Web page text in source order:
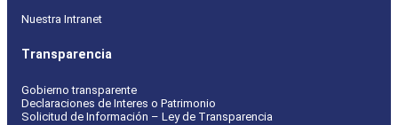
Nuestra Intranet
Transparencia
Gobierno transparente
Declaraciones de Interes o Patrimonio
Solicitud de Información – Ley de Transparencia